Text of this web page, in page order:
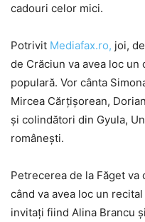
cadouri celor mici.
Potrivit Mediafax.ro, joi,
de Crăciun va avea loc
populară. Vor cânta
Mircea Cărţişorean,
şi colindători din Gyula,
româneşti.
Petrecerea de la Făget va
când va avea loc un
invitaţi fiind Alina Brancu